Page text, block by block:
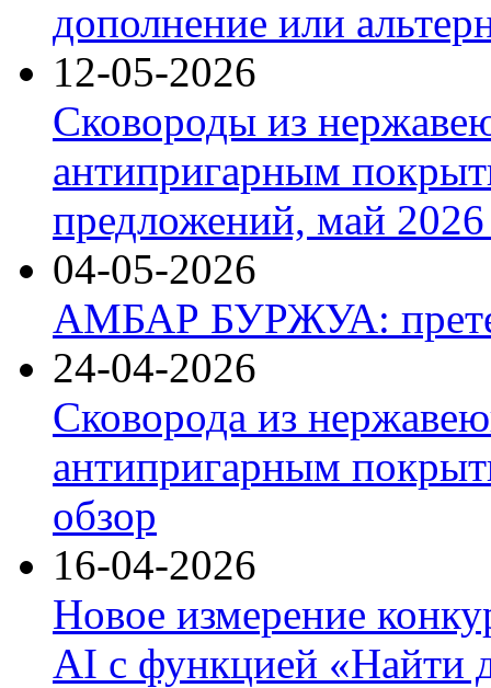
дополнение или
12-05-2026
Сковороды из
антипригарным
предложений, май 2026
04-05-2026
АМБАР БУРЖУА:
24-04-2026
Сковорода из
антипригарным
обзор
16-04-2026
Новое измерение
AI с функцией «Найти